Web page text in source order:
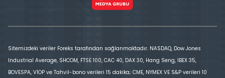
Sitemizdeki veriler Foreks tarafından sağlanmaktadır. NASDAQ, Dow Jones
Industrial Average, SHCOM, FTSE 100, CAC 40, DAX 30, Hang Seng, IBEX 35,
BOVESPA, VİOP ve Tahvil-bono verileri 15 dakika; CME, NYMEX VE S&P verileri 10